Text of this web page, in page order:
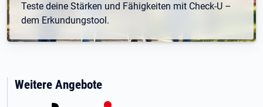
Teste deine Stärken und Fähigkeiten mit Check-U –
dem Erkundungstool.
Weitere Angebote